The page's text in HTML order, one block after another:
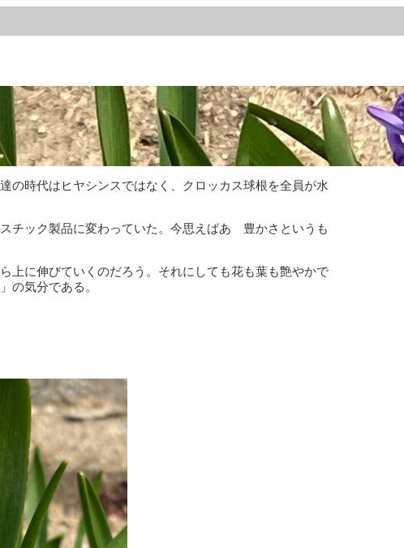
の時代はヒヤシンスではなく、クロッカス球根を全員が水
チック製品に変わっていた。今思えばあ 豊かさというも
に伸びていくのだろう。それにしても花も葉も艶やかで
気分である。